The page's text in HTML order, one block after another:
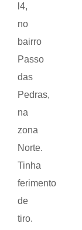
l4,
no
bairro
Passo
das
Pedras,
na
zona
Norte.
Tinha
ferimento
de
tiro.